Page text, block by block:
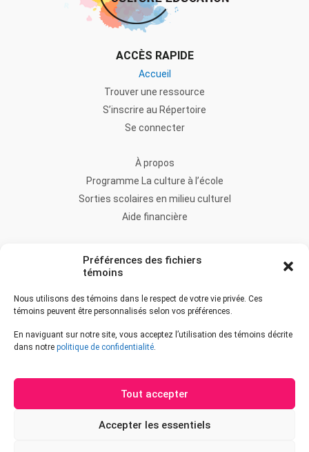
Préférences des fichiers
témoins
Nous utilisons des témoins dans le respect de votre vie privée. Ces
témoins peuvent être personnalisés selon vos préférences.
En naviguant sur notre site, vous acceptez l’utilisation des témoins décrite
dans notre politique de confidentialité.
Tout accepter
Accepter les essentiels
ACCÈS RAPIDE
Accueil
Trouver une ressource
S’inscrire au Répertoire
Se connecter
À propos
Programme La culture à l’école
Sorties scolaires en milieu culturel
Aide financière
Accessibilité
Politique de confidentialité